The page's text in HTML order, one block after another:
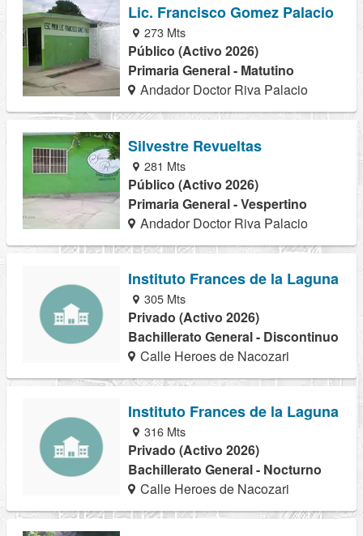
Lic. Francisco Gomez Palacio
273 Mts
Público (Activo 2026)
Primaria General - Matutino
Andador Doctor Riva Palacio
Silvestre Revueltas
281 Mts
Público (Activo 2026)
Primaria General - Vespertino
Andador Doctor Riva Palacio
Instituto Frances de la Laguna
305 Mts
Privado (Activo 2026)
Bachillerato General - Discontinuo
Calle Heroes de Nacozari
Instituto Frances de la Laguna
316 Mts
Privado (Activo 2026)
Bachillerato General - Nocturno
Calle Heroes de Nacozari